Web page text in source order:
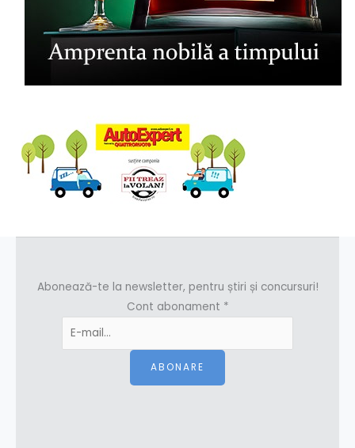
Abonează-te la newsletter, pentru știri și concursuri!
Cont abonament *
ABONARE